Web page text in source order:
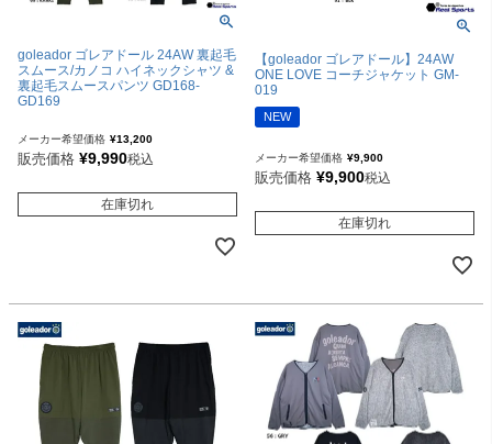
goleador ゴレアドール 24AW 裏起毛
スムース/カノコ ハイネックシャツ &
裏起毛スムースパンツ GD168-
GD169
メーカー希望価格 ¥13,200
販売価格 ¥9,990税込
在庫切れ
【goleador ゴレアドール】24AW
ONE LOVE コーチジャケット GM-
019
NEW
メーカー希望価格 ¥9,900
販売価格 ¥9,900税込
在庫切れ